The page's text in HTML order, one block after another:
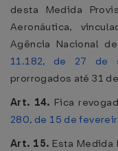
desta Medida
Aeronáutica,
Agência Nacional
11.182, de 27 de
prorrogados até 31
Art. 14. Fica
280, de 15 de
Art. 15. Esta Medida